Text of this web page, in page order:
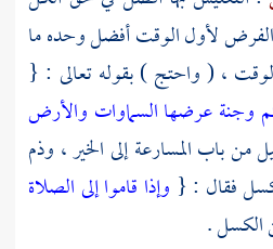
الفرض لأول الوقت أفضل وحده ما
، ( واحتج ) بقوله تعالى : {
وجنة عرضها السماوات والأرض
من باب المسارعة إلى الخير ، وذم
فقال : { وإذا قاموا إلى الصلاة
الكسل .